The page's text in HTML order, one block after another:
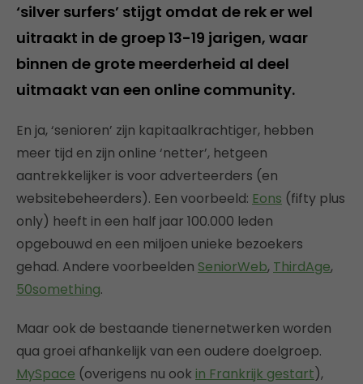
‘silver surfers’ stijgt omdat de rek er wel
uitraakt in de groep 13-19 jarigen, waar
binnen de grote meerderheid al deel
uitmaakt van een online community.
En ja, ‘senioren’ zijn kapitaalkrachtiger, hebben
meer tijd en zijn online ‘netter’, hetgeen
aantrekkelijker is voor adverteerders (en
websitebeheerders). Een voorbeeld: Eons (fifty plus
only) heeft in een half jaar 100.000 leden
opgebouwd en een miljoen unieke bezoekers
gehad. Andere voorbeelden SeniorWeb, ThirdAge,
50something.
Maar ook de bestaande tienernetwerken worden
qua groei afhankelijk van een oudere doelgroep.
MySpace (overigens nu ook in Frankrijk gestart),